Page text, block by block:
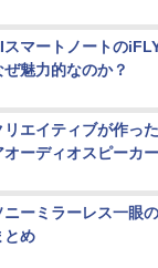
スマートノートの
ぜ魅力的なのか？
リエイティブが作っ
オーディオスピーカ
ニーミラーレス一眼
とめ